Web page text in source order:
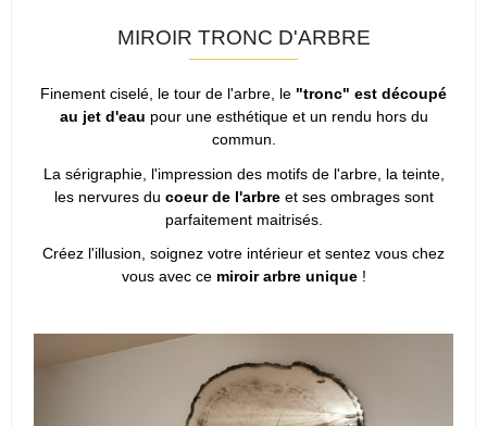
MIROIR TRONC D'ARBRE
Finement ciselé, le tour de l'arbre, le "tronc" est découpé
au jet d'eau pour une esthétique et un rendu hors du
commun.
La sérigraphie, l'impression des motifs de l'arbre, la teinte,
les nervures du coeur de l'arbreet ses ombrages sont
parfaitement maitrisés.
Créez l'illusion, soignez votre intérieur et sentez vous chez
vous avec ce miroir arbre unique!